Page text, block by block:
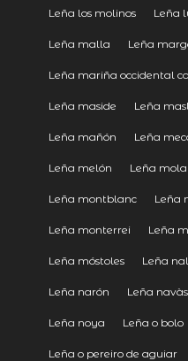
Leña los molinos Leña
Leña malla Leña
Leña mariña occidental
Leña maside Leña
Leña mañón Leña
Leña melón Leña
Leña montblanc Leña
Leña monterrei Leña
Leña móstoles Leña
Leña narón Leña navàs
Leña noya Leña o bolo
Leña o pereiro de aguiar